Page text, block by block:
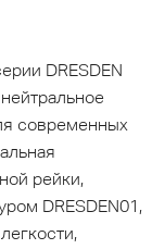
DRESDEN
современных
рейки,
DRESDEN01,